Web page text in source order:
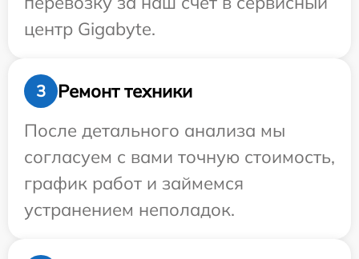
центр Gigabyte.
3
Ремонт техники
После детального анализа мы
согласуем с вами точную стоимость,
график работ и займемся
устранением неполадок.